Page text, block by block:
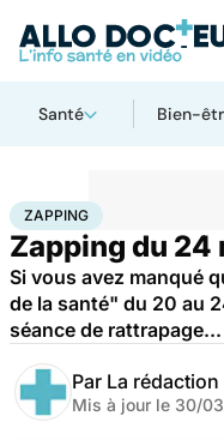
Santé Bien-
AccueilSanté
ZAPPING
Zapping du 24
Si vous avez manqué
de la santé" du 20 au
séance de rattrapage...
Par La
Mis à jour le 30/